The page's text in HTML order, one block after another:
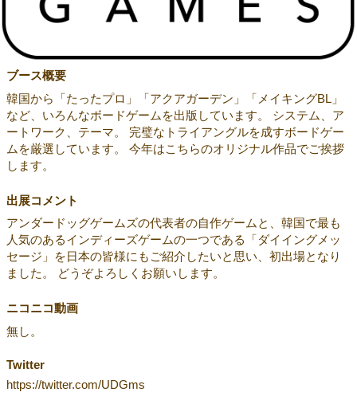
ブース概要
韓国から「たったプロ」「アクアガーデン」「メイキングBL」
など、いろんなボードゲームを出版しています。 システム、ア
ートワーク、テーマ。 完璧なトライアングルを成すボードゲー
ムを厳選しています。 今年はこちらのオリジナル作品でご挨拶
します。
出展コメント
アンダードッグゲームズの代表者の自作ゲームと、韓国で最も
人気のあるインディーズゲームの一つである「ダイイングメッ
セージ」を日本の皆様にもご紹介したいと思い、初出場となり
ました。 どうぞよろしくお願いします。
ニコニコ動画
無し。
Twitter
https://twitter.com/UDGms